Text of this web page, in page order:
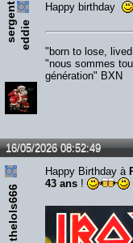
s
e
rg
e
n
t
e
d
d
ie
Happy birthday
"born to lose,
"nous sommes
génération" BXN
16/05/2026 08:52:49
thelols666
Happy Birthday à
43 ans !